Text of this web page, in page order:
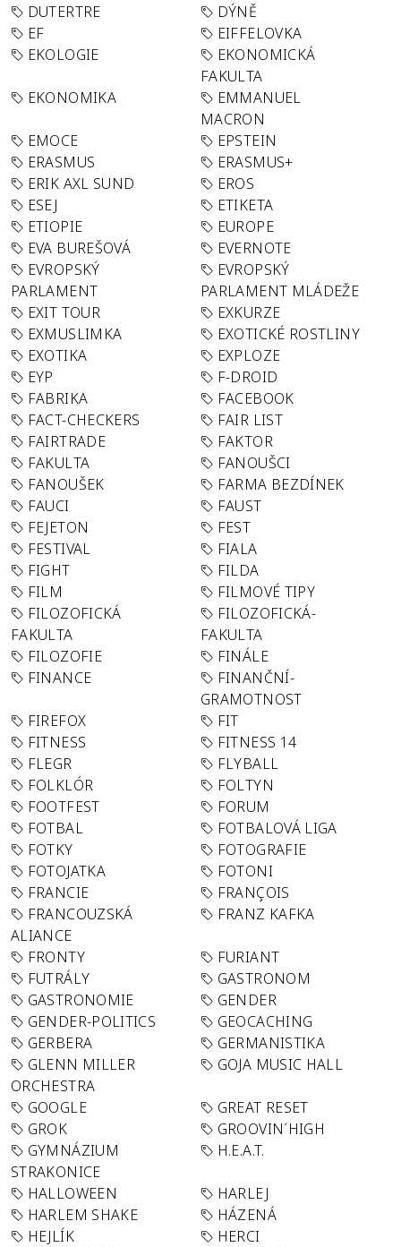
DUTERTRE
DÝNĚ
EF
EIFFELOVKA
EKOLOGIE
EKONOMICKÁ
FAKULTA
EKONOMIKA
EMMANUEL
MACRON
EMOCE
EPSTEIN
ERASMUS
ERASMUS+
ERIK AXL SUND
EROS
ESEJ
ETIKETA
ETIOPIE
EUROPE
EVA BUREŠOVÁ
EVERNOTE
EVROPSKÝ
PARLAMENT
EVROPSKÝ
PARLAMENT MLÁDEŽE
EXIT TOUR
EXKURZE
EXMUSLIMKA
EXOTICKÉ ROSTLINY
EXOTIKA
EXPLOZE
EYP
F-DROID
FABRIKA
FACEBOOK
FACT-CHECKERS
FAIR LIST
FAIRTRADE
FAKTOR
FAKULTA
FANOUŠCI
FANOUŠEK
FARMA BEZDÍNEK
FAUCI
FAUST
FEJETON
FEST
FESTIVAL
FIALA
FIGHT
FILDA
FILM
FILMOVÉ TIPY
FILOZOFICKÁ
FAKULTA
FILOZOFICKÁ-
FAKULTA
FILOZOFIE
FINÁLE
FINANCE
FINANČNÍ-
GRAMOTNOST
FIREFOX
FIT
FITNESS
FITNESS 14
FLEGR
FLYBALL
FOLKLÓR
FOLTYN
FOOTFEST
FORUM
FOTBAL
FOTBALOVÁ LIGA
FOTKY
FOTOGRAFIE
FOTOJATKA
FOTONI
FRANCIE
FRANÇOIS
FRANCOUZSKÁ
ALIANCE
FRANZ KAFKA
FRONTY
FURIANT
FUTRÁLY
GASTRONOM
GASTRONOMIE
GENDER
GENDER-POLITICS
GEOCACHING
GERBERA
GERMANISTIKA
GLENN MILLER
ORCHESTRA
GOJA MUSIC HALL
GOOGLE
GREAT RESET
GROK
GROOVIN´HIGH
GYMNÁZIUM
STRAKONICE
H.E.A.T.
HALLOWEEN
HARLEJ
HARLEM SHAKE
HÁZENÁ
HEJLÍK
HERCI